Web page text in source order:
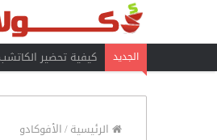
الجديد كيفية تحضير
الرئيسية/الأفوكادو